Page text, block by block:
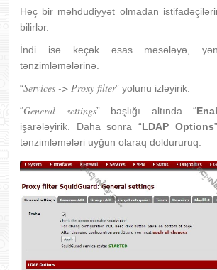
Heç bir məhdudiyyət olmadan
bilirlər.
İndi isə keçək əsas məsələyə,
tənzimləmələrinə.
“Services -> Proxy filter” yolunu izləyirik.
“General settings” başlığı altında “
işarələyirik. Daha sonra “LDAP Options
tənzimləmələri uyğun olaraq doldururuq.